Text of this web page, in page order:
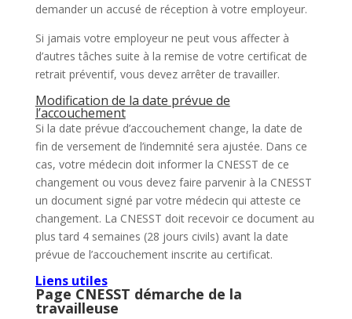
demander un accusé de réception à votre employeur.
Si jamais votre employeur ne peut vous affecter à
d’autres tâches suite à la remise de votre certificat de
retrait préventif, vous devez arrêter de travailler.
Modification de la date prévue de
l’accouchement
Si la date prévue d’accouchement change, la date de
fin de versement de l’indemnité sera ajustée. Dans ce
cas, votre médecin doit informer la CNESST de ce
changement ou vous devez faire parvenir à la CNESST
un document signé par votre médecin qui atteste ce
changement. La CNESST doit recevoir ce document au
plus tard 4 semaines (28 jours civils) avant la date
prévue de l’accouchement inscrite au certificat.
Liens utiles
Page CNESST démarche de la
travailleuse